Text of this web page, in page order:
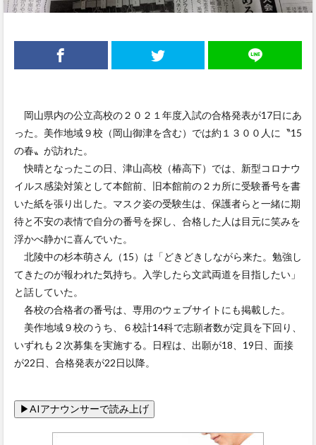
岡山県内の公立高校の２０２１年度入試の合格発表が17日にあ
った。美作地域９校（岡山御津を含む）では約１３００人に〝15
の春〟が訪れた。
快晴となったこの日、津山高校（椿高下）では、新型コロナウ
イルス感染対策として本館前、旧本館前の２カ所に受験番号を書
いた紙を張り出した。マスク姿の受験生は、保護者らと一緒に期
待と不安の表情で自分の番号を探し、合格した人は目元に笑みを
浮かべ静かに喜んでいた。
北陵中の杉本萌さん（15）は「どきどきしながら来た。勉強し
てきたのが報われた気持ち。入学したら文武両道を目指したい」
と話していた。
各校の合格者の番号は、専用のウェブサイトにも掲載した。
美作地域９校のうち、６校計14科で志願者数が定員を下回り、
いずれも２次募集を実施する。日程は、出願が18、19日、面接
が22日、合格発表が22日以降。